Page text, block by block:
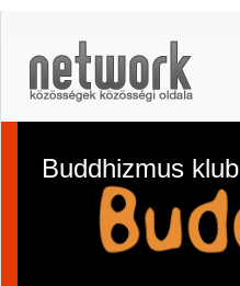
Buddhizmus klub